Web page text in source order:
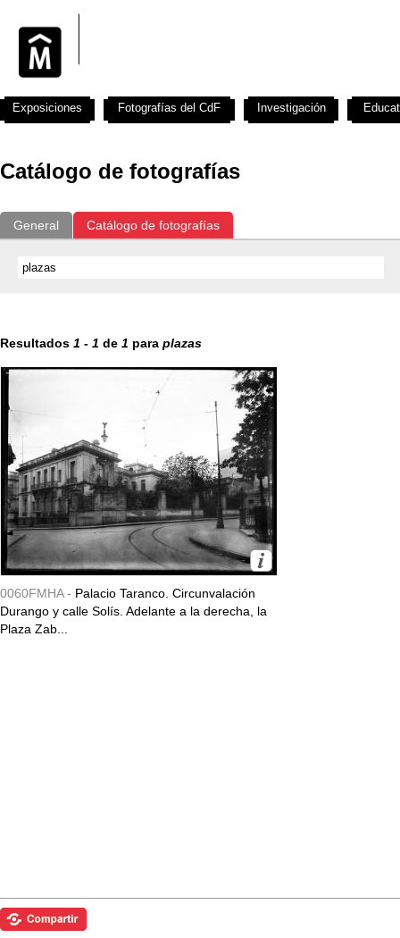
Catálogo de fotografías
General Catálogo de fotografías
Resultados 1 - 1 de 1 para plazas
0060FMHA - Palacio Taranco. Circunvalación
Durango y calle Solís. Adelante a la derecha, la
Plaza Zab...
Exposiciones Fotografías del CdF Investigación